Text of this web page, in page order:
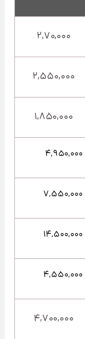
۲,۷۰,۰۰۰
۲,۵۵۰,۰۰۰
۱,۸۵۰,۰۰۰
۴,۹۵۰,۰۰۰
۷,۵۵۰,۰۰۰
۱۴,۵۰۰,۰۰۰
۴,۵۵۰,۰۰۰
۴,۷۰۰,۰۰۰